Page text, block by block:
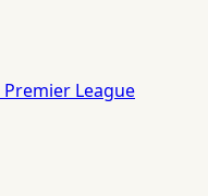
Premier League